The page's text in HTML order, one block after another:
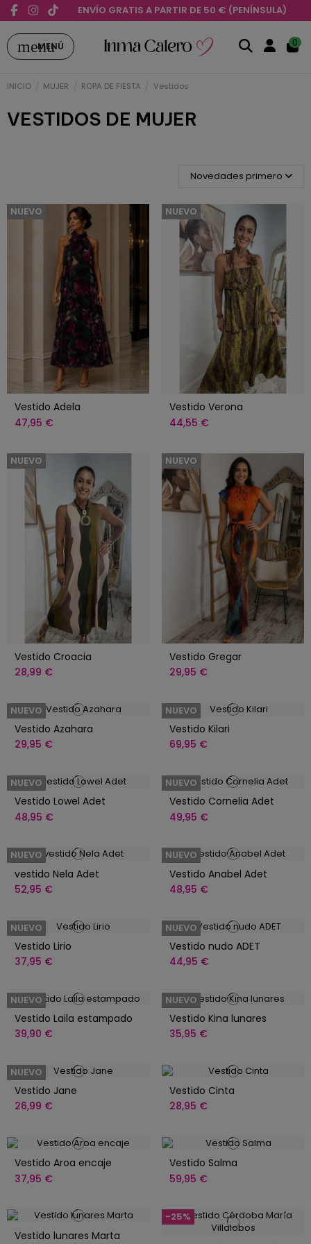
ENVÍO GRATIS A PARTIR DE 50 € (PENÍNSULA)
menu
MENÚ 0
INICIO MUJER ROPA DE FIESTA Vestidos
VESTIDOS DE MUJER
Novedades primero
NUEVO
Vestido Adela
47,95 €
NUEVO
Vestido Verona
44,55 €
NUEVO
Vestido Croacia
28,99 €
NUEVO
Vestido Gregar
29,95 €
NUEVO
Vestido Azahara
29,95 €
NUEVO
Vestido Kilari
69,95 €
NUEVO
Vestido Lowel Adet
48,95 €
NUEVO
Vestido Cornelia Adet
49,95 €
NUEVO
vestido Nela Adet
52,95 €
NUEVO
Vestido Anabel Adet
48,95 €
NUEVO
Vestido Lirio
37,95 €
NUEVO
Vestido nudo ADET
44,95 €
NUEVO
Vestido Laila estampado
39,90 €
NUEVO
Vestido Kina lunares
35,95 €
NUEVO
Vestido Jane
26,99 €
Vestido Cinta
28,95 €
Vestido Aroa encaje
37,95 €
Vestido Salma
59,95 €
Vestido lunares Marta
-25%